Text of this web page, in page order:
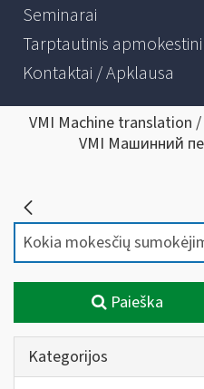
Seminarai
Tarptautinis
Kontaktai / Apklausa
VMI Machine translation
VMI Машинний
Paieška
Kategorijos